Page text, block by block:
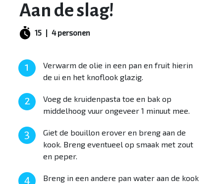
Aan de slag!
15 4 personen
Verwarm de olie in een pan en fruit hierin
de ui en het knoflook glazig.
Voeg de kruidenpasta toe en bak op
middelhoog vuur ongeveer 1 minuut mee.
Giet de bouillon erover en breng aan de
kook. Breng eventueel op smaak met zout
en peper.
Breng in een andere pan water aan de kook